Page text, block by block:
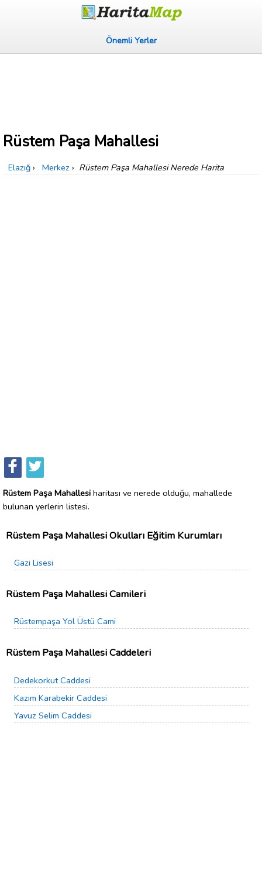
Önemli Yerler
Rüstem Paşa Mahallesi
Elazığ › Merkez › Rüstem Paşa Mahallesi Nerede Harita
Rüstem Paşa Mahallesi haritası ve nerede olduğu, mahallede
bulunan yerlerin listesi.
Rüstem Paşa Mahallesi Okulları Eğitim Kurumları
Gazi Lisesi
Rüstem Paşa Mahallesi Camileri
Rüstempaşa Yol Üstü Cami
Rüstem Paşa Mahallesi Caddeleri
Dedekorkut Caddesi
Kazım Karabekir Caddesi
Yavuz Selim Caddesi